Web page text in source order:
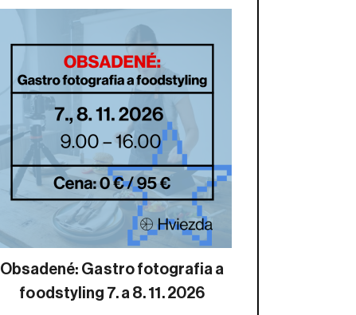
Obsadené: Gastro fotografia a
foodstyling 7. a 8. 11. 2026